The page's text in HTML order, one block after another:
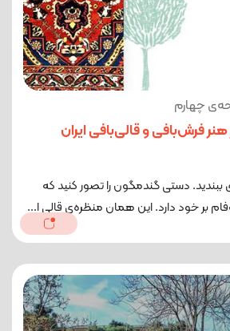
چهارم
هنر فرش‌بافی و قالی‌بافی ایران
دستی گندمگون را تصور کنید که
بر خود دارد. این همان منظره‌ی قالی ا...